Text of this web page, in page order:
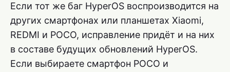
Если тот же баг HyperOS воспроизводится на
других смартфонах или планшетах Xiaomi,
REDMI и POCO, исправление придёт и на них
в составе будущих обновлений HyperOS.
Если выбираете смартфон POCO и